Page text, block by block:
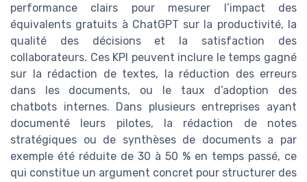
performance clairs pour mesurer l’impact des
équivalents gratuits à ChatGPT sur la productivité, la
qualité des décisions et la satisfaction des
collaborateurs. Ces KPI peuvent inclure le temps gagné
sur la rédaction de textes, la réduction des erreurs
dans les documents, ou le taux d’adoption des
chatbots internes. Dans plusieurs entreprises ayant
documenté leurs pilotes, la rédaction de notes
stratégiques ou de synthèses de documents a par
exemple été réduite de 30 à 50 % en temps passé, ce
qui constitue un argument concret pour structurer des